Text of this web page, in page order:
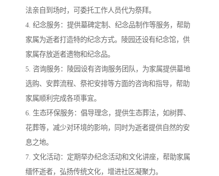
法亲自到场时，可委托工作人员代为祭拜。
4. 纪念服务：提供墓碑定制、纪念品制作等服务，帮助
家属为逝者打造特的纪念方式。陵园还设有纪念馆，供
家属存放逝者遗物和纪念品。
5. 咨询服务：陵园设有咨询服务团队，为家属提供墓地
选购、安葬流程、祭祀安排等方面的咨询和指导，帮助
家属顺利完成各项事宜。
6. 生态环保服务：倡导理念，提供生态葬法，如树葬、
花葬等，减少对环境的影响，同时为逝者提供自然的安
息之地。
7. 文化活动：定期举办纪念活动和文化讲座，帮助家属
缅怀逝者，弘扬传统文化，增进社区凝聚力。